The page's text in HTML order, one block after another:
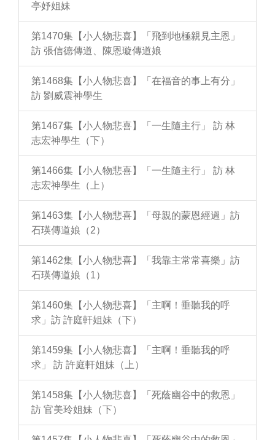
亭妤姐妹
第1470集【小人物悲喜】「飛到地極親見主恩」
訪 張信德傳道、陳恩璇傳道娘
第1468集【小人物悲喜】「在福音的事上有分」
訪 劉威震神學生
第1467集【小人物悲喜】「一生隨主行」 訪 林
志宏神學生（下）
第1466集【小人物悲喜】「一生隨主行」 訪 林
志宏神學生（上）
第1463集【小人物悲喜】「母親的蒙恩經過」訪
石瑛傳道娘（2）
第1462集【小人物悲喜】「我靠主常常喜樂」訪
石瑛傳道娘（1）
第1460集【小人物悲喜】「主啊！垂聽我的呼
求」訪 許庭軒姐妹（下）
第1459集【小人物悲喜】「主啊！垂聽我的呼
求」 訪 許庭軒姐妹（上）
第1458集【小人物悲喜】「死蔭幽谷中的救恩」
訪 官美玲姐妹（下）